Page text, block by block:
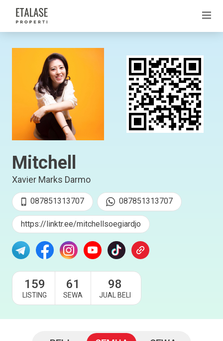
Mitchell
Xavier Marks Darmo
087851313707 087851313707
https://linktr.ee/mitchellsoegiardjo
159
LISTING
61
SEWA
98
JUAL BELI